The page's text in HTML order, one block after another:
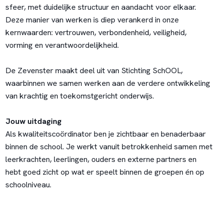
sfeer, met duidelijke structuur en aandacht voor elkaar.
Deze manier van werken is diep verankerd in onze
kernwaarden: vertrouwen, verbondenheid, veiligheid,
vorming en verantwoordelijkheid.
De Zevenster maakt deel uit van Stichting SchOOL,
waarbinnen we samen werken aan de verdere ontwikkeling
van krachtig en toekomstgericht onderwijs.
Jouw uitdaging
Als kwaliteitscoördinator ben je zichtbaar en benaderbaar
binnen de school. Je werkt vanuit betrokkenheid samen met
leerkrachten, leerlingen, ouders en externe partners en
hebt goed zicht op wat er speelt binnen de groepen én op
schoolniveau.